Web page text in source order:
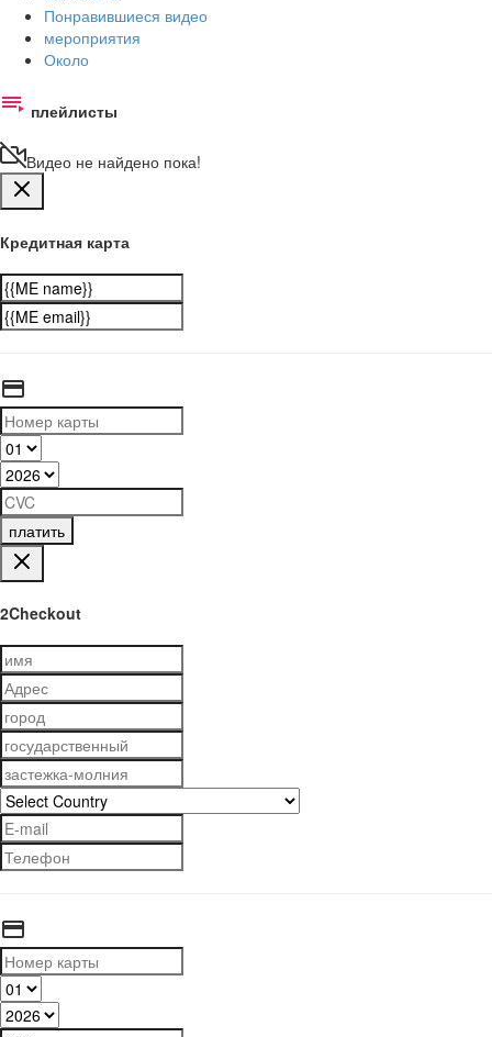
Понравившиеся видео
мероприятия
Около
плейлисты
Видео не найдено пока!
Кредитная карта
платить
2Checkout